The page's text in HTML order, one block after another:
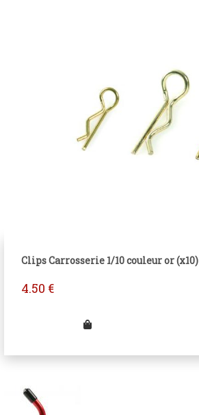
Clips Carrosserie 1/10 couleur or (x10)
4.50 €